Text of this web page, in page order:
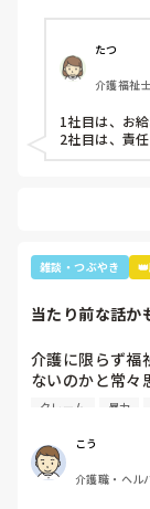
たつ
介護福祉士
1社目は、お
2社目は、責
雑談・つぶやき
当たり前な話か
介護に限らず福
ないのかと常々
いる感じは否め
特に、利用者か
までも我慢す
クレーム 暴力
こう
介護職・ヘル